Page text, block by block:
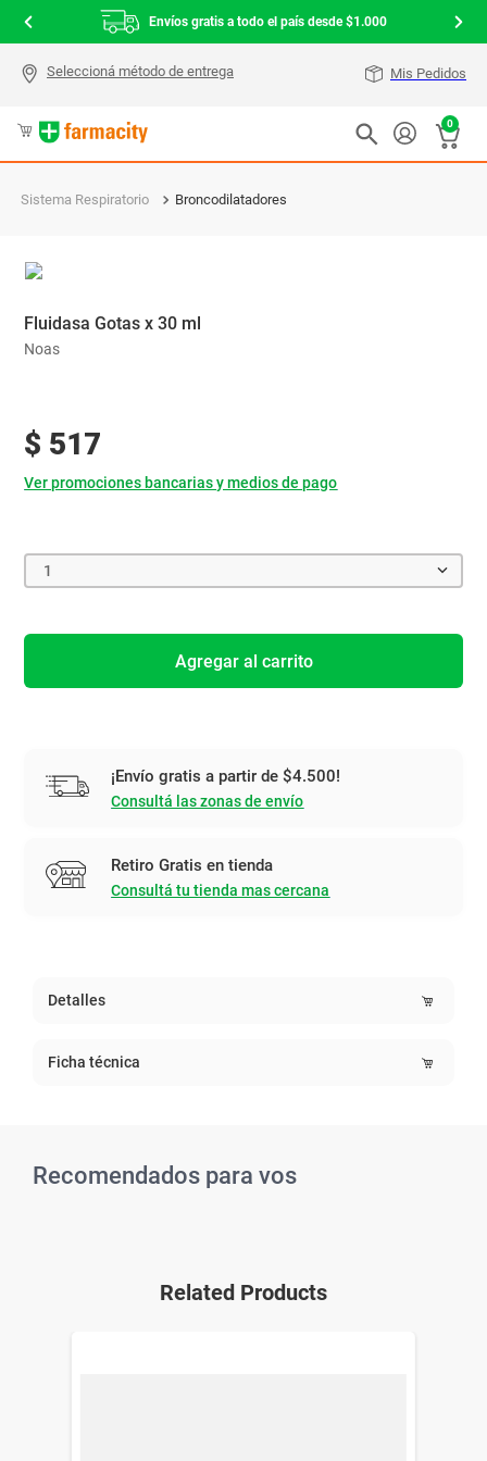
Envíos gratis a todo el país desde $1.000
Mis Pedidos
0
Sistema Respiratorio Broncodilatadores
Fluidasa Gotas x 30 ml
Noas
$ 517
Ver promociones bancarias y medios de pago
1
Agregar al carrito
¡Envío gratis a partir de $4.500!
Consultá las zonas de envío
Retiro Gratis en tienda
Consultá tu tienda mas cercana
Detalles
Ficha técnica
Recomendados para vos
Related Products